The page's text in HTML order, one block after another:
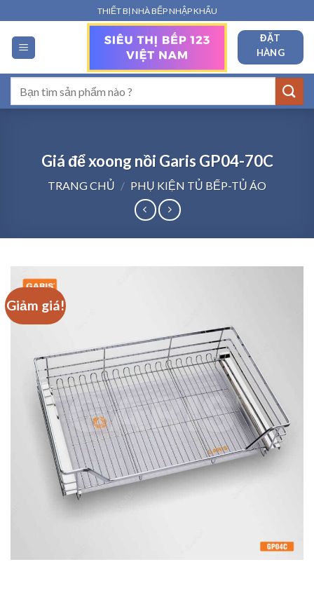
qua
nội
dung
THIẾT BỊ NHÀ BẾP NHẬP KHẨU
ĐẶT
HÀNG
kiếm:
Giá để xoong nồi Garis GP04-70C
TRANG CHỦ / PHỤ KIỆN TỦ BẾP-TỦ ÁO
Giảm giá!